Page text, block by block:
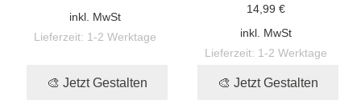
inkl. MwSt
Lieferzeit: 1-2 Werktage
🎨 Jetzt Gestalten
14,99 €
inkl. MwSt
Lieferzeit: 1-2 Werktage
🎨 Jetzt Gestalten